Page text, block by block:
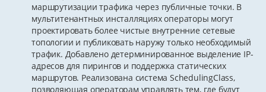
маршрутизации трафика через публичные точки. В
мультитенантных инсталляциях операторы могут
проектировать более чистые внутренние сетевые
топологии и публиковать наружу только необходимый
трафик. Добавлено детерминированное выделение IP-
адресов для пирингов и поддержка статических
маршрутов. Реализована система SchedulingClass,
позволяющая операторам управлять тем, где будут